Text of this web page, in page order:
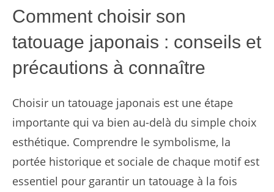
Comment choisir son
tatouage japonais : conseils et
précautions à connaître
Choisir un tatouage japonais est une étape
importante qui va bien au-delà du simple choix
esthétique. Comprendre le symbolisme, la
portée historique et sociale de chaque motif est
essentiel pour garantir un tatouage à la fois